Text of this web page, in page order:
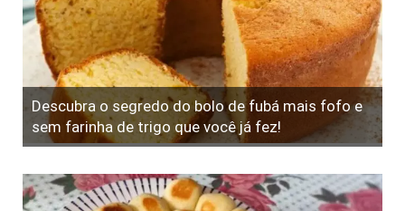
Descubra o segredo do bolo de fubá mais fofo e
sem farinha de trigo que você já fez!